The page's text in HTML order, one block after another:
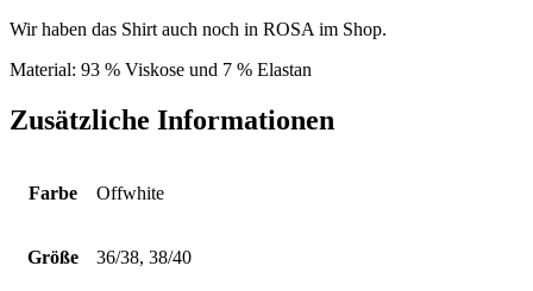
Wir haben das Shirt auch noch in ROSA im Shop.
Material: 93 % Viskose und 7 % Elastan
Zusätzliche Informationen
Farbe Offwhite
Größe 36/38, 38/40